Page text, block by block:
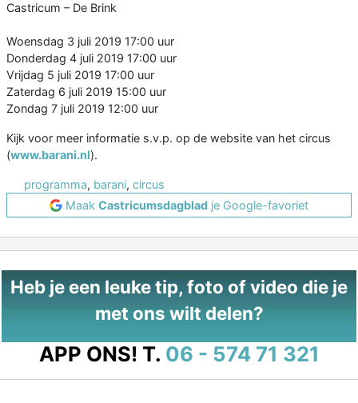
Castricum – De Brink
Woensdag 3 juli 2019 17:00 uur
Donderdag 4 juli 2019 17:00 uur
Vrijdag 5 juli 2019 17:00 uur
Zaterdag 6 juli 2019 15:00 uur
Zondag 7 juli 2019 12:00 uur
Kijk voor meer informatie s.v.p. op de website van het circus
(www.barani.nl).
programma, barani, circus
Maak Castricumsdagblad je Google-favoriet
Heb je een leuke tip, foto of video die je
met ons wilt delen?
APP ONS! T. 06 - 574 71 321